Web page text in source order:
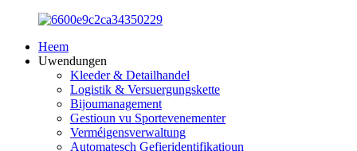
Heem
Uwendungen
Kleeder & Detailhandel
Logistik & Versuergungskette
Bijoumanagement
Gestioun vu Sportevenementer
Verméigensverwaltung
Automatesch Gefieridentifikatioun